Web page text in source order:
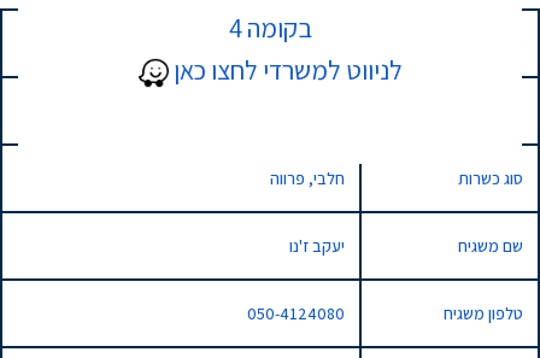
בקומה 4
לניווט למשרדי לחצו כאן
12 סמילנסקי, נתניה, Israel
סוג כשרות חלבי, פרווה
שם משגיח יעקב ז'נו
טלפון משגיח 050-4124080